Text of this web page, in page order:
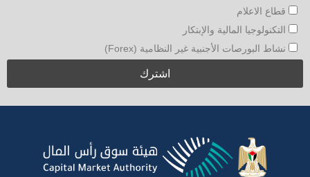
قطاع الاعلام
التكنولوجيا المالية والإبتكار
نشاط البورصات الأجنبية غير النظامية (Forex)